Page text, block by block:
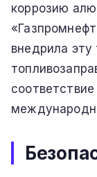
коррозию
внедрила эту